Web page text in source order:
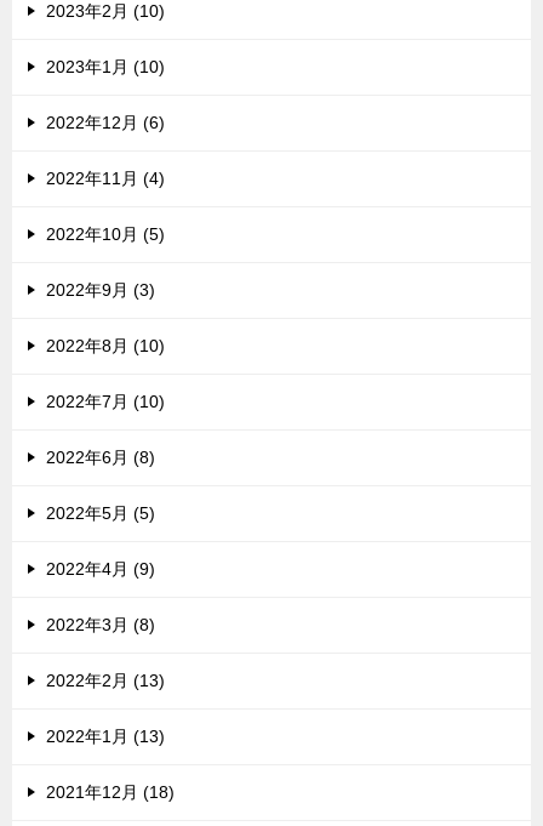
2023年2月 (10)
2023年1月 (10)
2022年12月 (6)
2022年11月 (4)
2022年10月 (5)
2022年9月 (3)
2022年8月 (10)
2022年7月 (10)
2022年6月 (8)
2022年5月 (5)
2022年4月 (9)
2022年3月 (8)
2022年2月 (13)
2022年1月 (13)
2021年12月 (18)